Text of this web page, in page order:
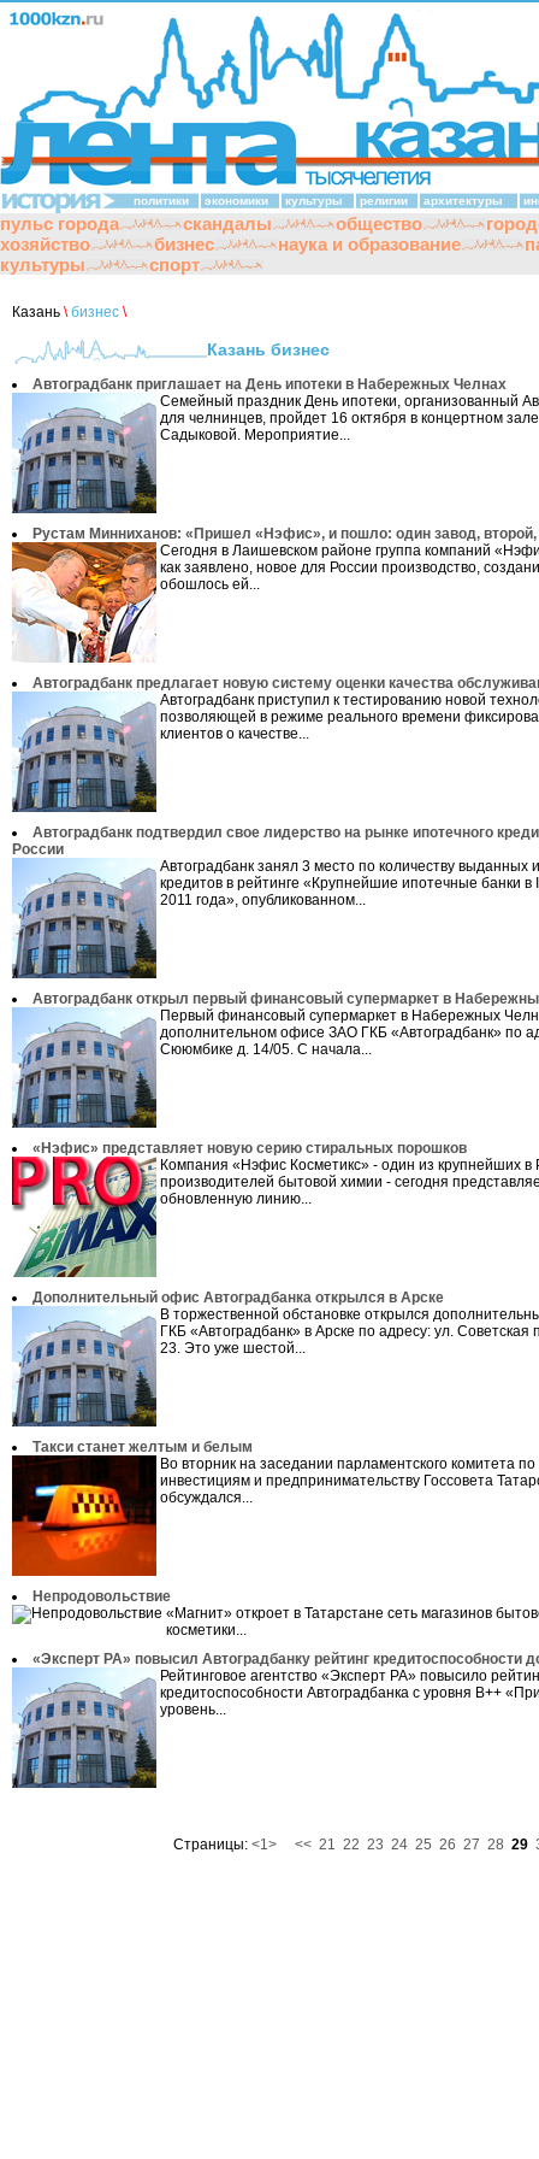
политики экономики культуры религии архитектуры
пульс города скандалы общество
хозяйство
бизнес наука и образование
культуры
спорт
Казань \ бизнес \
Казань бизнес
Автоградбанк приглашает на День ипотеки в Набережных Челнах
Семейный праздник День ипотеки, организованный
для челнинцев, пройдет 16 октября в концертном
Садыковой. Мероприятие...
Рустам Минниханов: «Пришел «Нэфис», и пошло: один завод, второй,
Сегодня в Лаишевском районе группа компаний
как заявлено, новое для России производство,
обошлось ей...
Автоградбанк предлагает новую систему оценки качества
Автоградбанк приступил к тестированию новой
позволяющей в режиме реального времени
клиентов о качестве...
Автоградбанк подтвердил свое лидерство на рынке ипотечного
России
Автоградбанк занял 3 место по количеству выданных
кредитов в рейтинге «Крупнейшие ипотечные банки в
2011 года», опубликованном...
Автоградбанк открыл первый финансовый супермаркет в
Первый финансовый супермаркет в Набережных
дополнительном офисе ЗАО ГКБ «Автоградбанк» по
Сююмбике д. 14/05. С начала...
«Нэфис» представляет новую серию стиральных порошков
Компания «Нэфис Косметикс» - один из крупнейших в
производителей бытовой химии - сегодня
обновленную линию...
Дополнительный офис Автоградбанка открылся в Арске
В торжественной обстановке открылся
ГКБ «Автоградбанк» в Арске по адресу: ул.
23. Это уже шестой...
Такси станет желтым и белым
Во вторник на заседании парламентского комитета по
инвестициям и предпринимательству Госсовета
обсуждался...
Непродовольствие
«Магнит» откроет в Татарстане сеть магазинов
косметики...
«Эксперт РА» повысил Автоградбанку рейтинг кредитоспособности
Рейтинговое агентство «Эксперт РА» повысило
кредитоспособности Автоградбанка с уровня B++
уровень...
Страницы: <1> << 21 22 23 24 25 26 27 28 29